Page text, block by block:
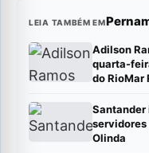
LEIA TAMBÉM EM
Adilson
quarta-
do RioMar
Santander
servidores
Olinda